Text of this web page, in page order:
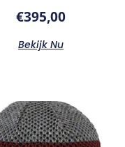
€395,00
Bekijk Nu